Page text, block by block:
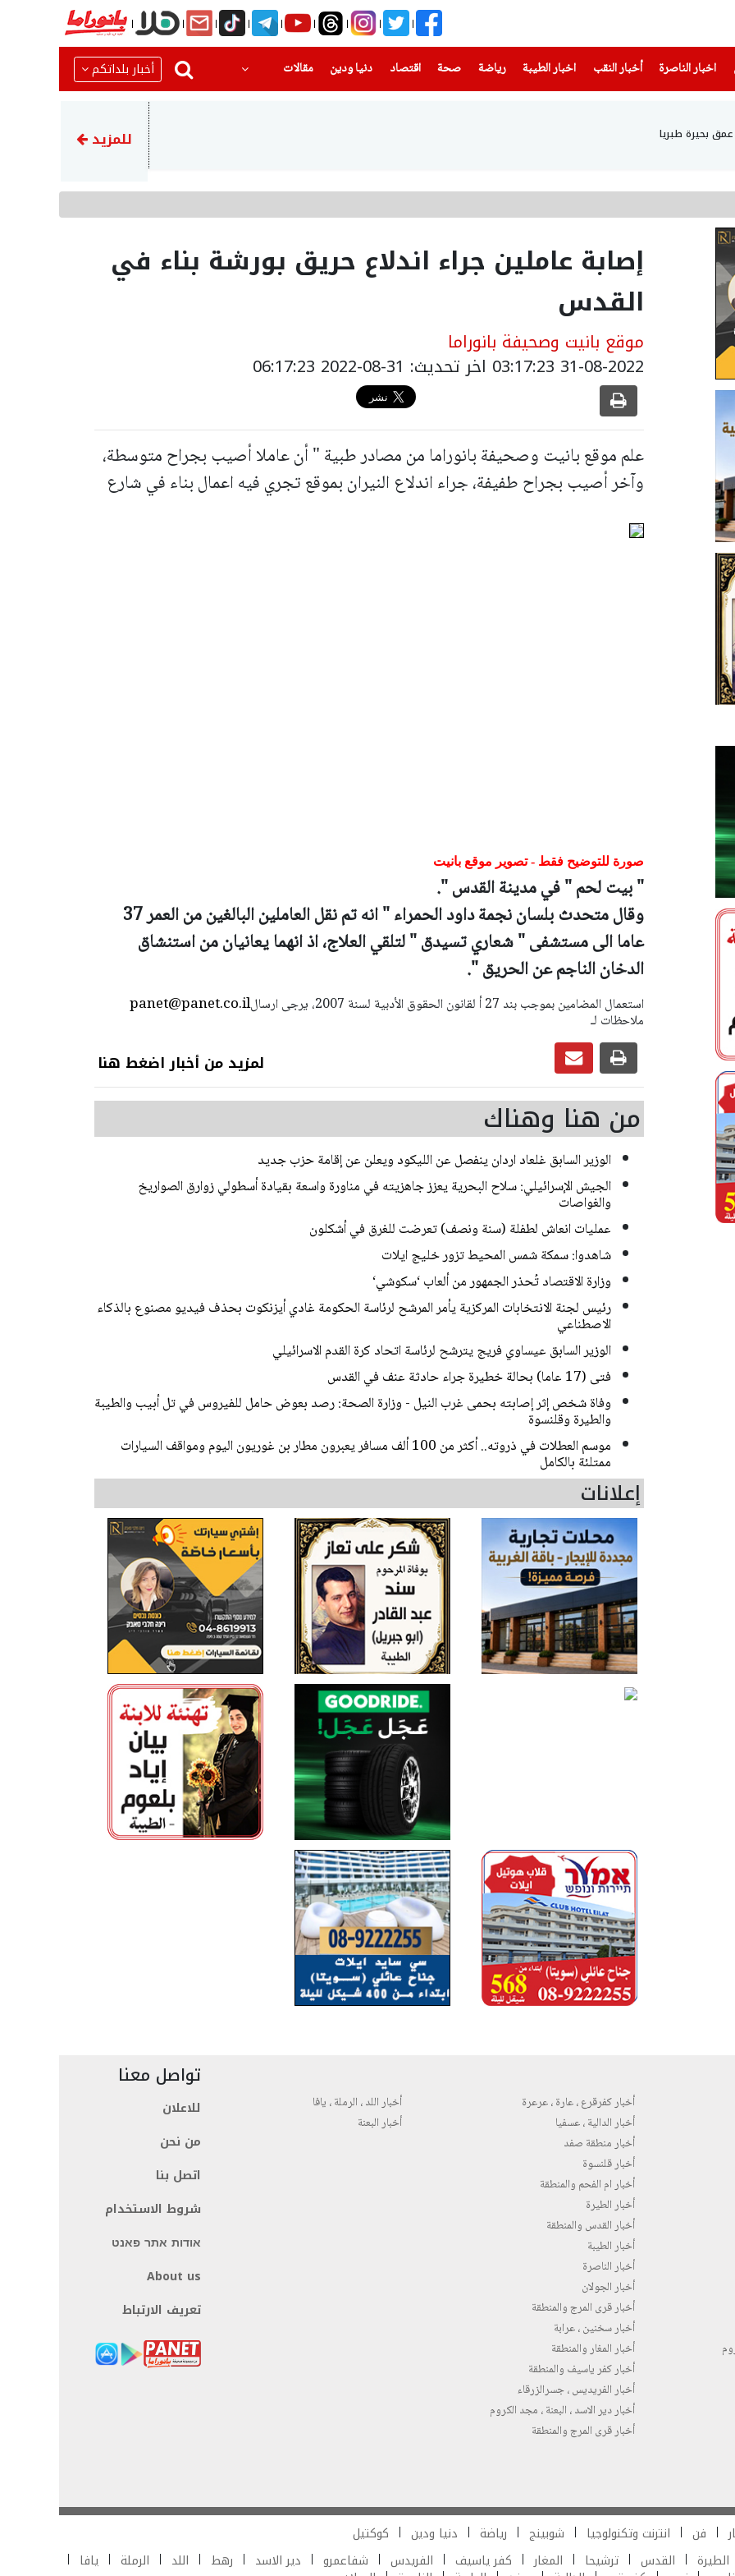
اخبار الناصرة
(current) أخبار النقب اخبار الطيبة(current) رياضة
(current) صحة(current) اقتصاد دنيا ودين
(current) مقالات أخبار بلداتكم
رضيع بحالة حرجةبعد تعرضه
للمزيد
إصابة عاملين جراء اندلاع حريق بورشة بناء في
القدس
موقع بانيت وصحيفة بانوراما
31-08-2022 03:17:23 اخر تحديث: 31-08-2022 06:17:23
علم موقع بانيت وصحيفة بانوراما من مصادر طبية " أن عاملا أصيب بجراح متوسطة،
وآخر أصيب بجراح طفيفة، جراء اندلاع النيران بموقع تجري فيه اعمال بناء في شارع
صورة للتوضيح فقط - تصوير موقع بانيت
" بيت لحم " في مدينة القدس ".
وقال متحدث بلسان نجمة داود الحمراء " انه تم نقل العاملين البالغين من العمر 37
عاما الى مستشفى " شعاري تسيدق " لتلقي العلاج، اذ انهما يعانيان من استنشاق
الدخان الناجم عن الحريق ".
panet@panet.co.ilاستعمال المضامين بموجب بند 27 أ لقانون الحقوق الأدبية لسنة 2007، يرجى ارسال
ملاحظات لـ
لمزيد من أخبار اضغط هنا
من هنا وهناك
الوزير السابق غلعاد اردان ينفصل عن الليكود ويعلن عن إقامة حزب جديد
الجيش الإسرائيلي: سلاح البحرية يعزز جاهزيته في مناورة واسعة بقيادة أسطولي زوارق الصواريخ
والغواصات
عمليات انعاش لطفلة (سنة ونصف) تعرضت للغرق في أشكلون
شاهدوا: سمكة شمس المحيط تزور خليج ايلات
وزارة الاقتصاد تُحذر الجمهور من ألعاب ‘سكوشي‘
رئيس لجنة الانتخابات المركزية يأمر المرشح لرئاسة الحكومة غادي أيزنكوت بحذف فيديو مصنوع بالذكاء
الاصطناعي
الوزير السابق عيساوي فريج يترشح لرئاسة اتحاد كرة القدم الاسرائيلي
فتى (17 عاما) بحالة خطيرة جراء حادثة عنف في القدس
وفاة شخص إثر إصابته بحمى غرب النيل - وزارة الصحة: رصد بعوض حامل للفيروس في تل أبيب والطيبة
والطيرة وقلنسوة
موسم العطلات في ذروته.. أكثر من 100 ألف مسافر يعبرون مطار بن غوريون اليوم ومواقف السيارات
ممتلئة بالكامل
إعلانات
أخبار كفرقرع ، عارة ، عرعرة
أخبار الدالية ، عسفيا
أخبار منطقة صفد
أخبار قلنسوة
أخبار ام الفحم والمنطقة
أخبار الطيرة
أخبار القدس والمنطقة
أخبار الطيبة
أخبار الناصرة
أخبار الجولان
أخبار قرى المرج والمنطقة
أخبار سخنين ، عرابة
أخبار المغار والمنطقة
أخبار كفر ياسيف والمنطقة
أخبار الفريديس ، جسرالزرقاء
أخبار دير الاسد ، البعنة ، مجد الكروم
أخبار قرى المرج والمنطقة
أخبار اللد ، الرملة ، يافا
أخبار البعنة
تواصل معنا
للاعلان
من نحن
اتصل بنا
شروط الاستخدام
אודות אתר פאנט
About us
تعريف الارتباط
فن انترنت وتكنولوجيا شوبينج رياضة دنيا ودين
كوكتيل
الطيرة القدس ترشيحا المغار كفر ياسيف الفريدس شفاعمرو دير الاسد رهط اللد الرملة يافا